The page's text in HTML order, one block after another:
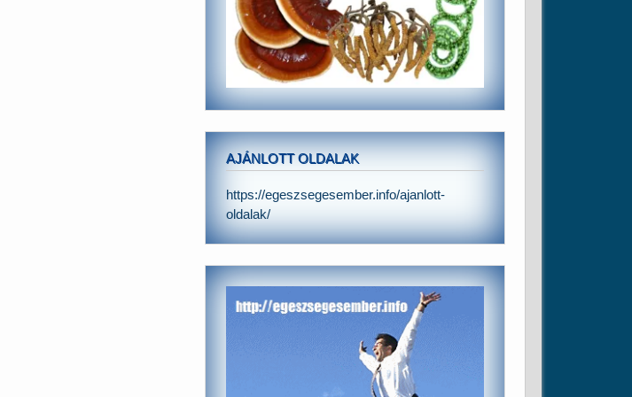
AJÁNLOTT OLDALAK
https://egeszsegesember.info/ajanlott-
oldalak/